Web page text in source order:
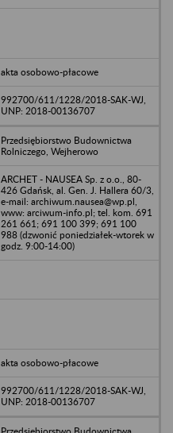
akta osobowo-płacowe
992700/611/1228/2018-SAK-WJ,
UNP: 2018-00136707
Przedsiębiorstwo Budownictwa
Rolniczego, Wejherowo
ARCHET - NAUSEA Sp. z o.o., 80-
426 Gdańsk, al. Gen. J. Hallera 60/3,
e-mail: archiwum.nausea@wp.pl,
www: arciwum-info.pl; tel. kom. 691
261 661; 691 100 399; 691 100
988 (dzwonić poniedziałek-wtorek w
godz. 9:00-14:00)
akta osobowo-płacowe
992700/611/1228/2018-SAK-WJ,
UNP: 2018-00136707